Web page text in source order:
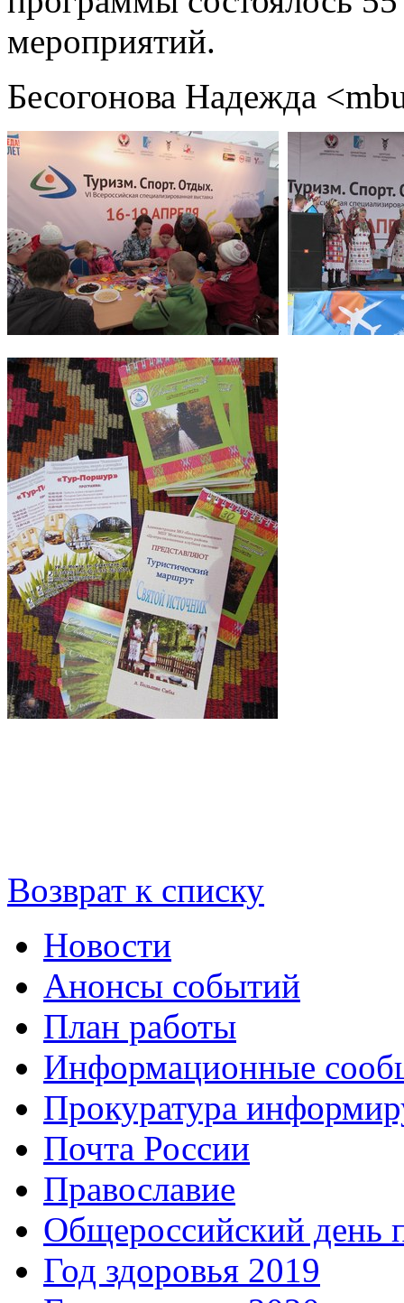
мероприятий.
Бесогонова Надежда
Возврат к списку
Новости
Анонсы событий
План работы
Информационные
Прокуратура
Почта России
Православие
Общероссийский день
Год здоровья 2019